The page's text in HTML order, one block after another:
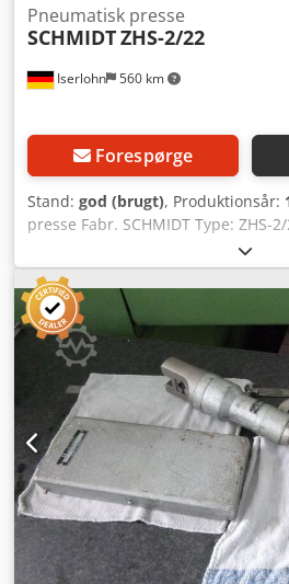
Iserlohn 560 km
Pneumatisk presse
SCHMIDTZHS-2/22
Forespørge
Stand: god (brugt), Produktionsår:
presse Fabr. SCHMIDT Type: ZHS-
to-hånds betjening. Djdpsiduvcefx
indtil 2023.